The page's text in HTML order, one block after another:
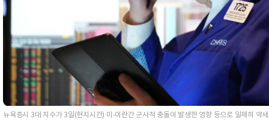
뉴욕증시 3대 지수가 3일(현지시간) 미-이란간 군사적 충돌이 발생한 영향 등으로 일제히 약